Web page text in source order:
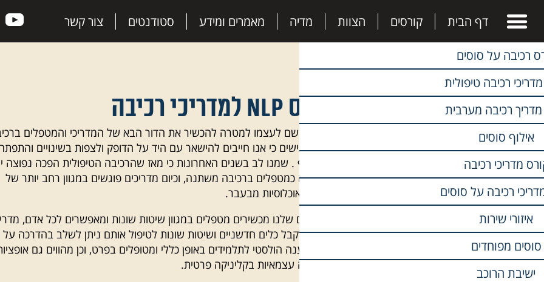
דף הבית קורסים הצוות מדיה מאמרים ומידע סטודנטים צור קשר
רכיבה על סוסים
רכיבה טיפולית
רכיבה מערבית
אילוף סוסים
מדריכי רכיבה
רכיבה על סוסים
איזורי שירות
סוסים מפוחדים
ישיבת הרוכב
קורסים
קורס מדריכי רכיבה טיפולית
קורס מדריך רכיבה מערבית
קורס אילוף סוסים
קורס NLP למדריכי רכיבה
מכינה ממוקדת לקורס מדריכים
קורס NLP למדריכי רכיבה
כצוות ששם לעצמו למטרה להכשיר את הדור הבא של המדריכי והמטפלים
אנו מרגישים כי אנו חייבים להישאר עם היד על הדופק ולצפות בשינויים
של ענף . שמנו לב בשנים האחרונות כי מאז שהרכיבה הטיפולית הפכה נפוצה
העבודה כמטפלים ברכיבה משתנה, וכיום מדריכים פוגשים במגוון רחב יותר של
צרכים ואוכלוסיות מבעבר.
הקורסים שלנו מכשירים מטפלים במגוון שיטות שונות ומאפשרים לכל אדם,
מטפל לקבל כלים חדשניים ושיטות שונות לטיפול אותם ניתן לשלב בהדרכה
לתת מענה הולסטי לתלמידים באופן כללי ומטופלים בפרט, וכן מהווים גם
תעסוקה עצמאיות בקליניקה פרטית.